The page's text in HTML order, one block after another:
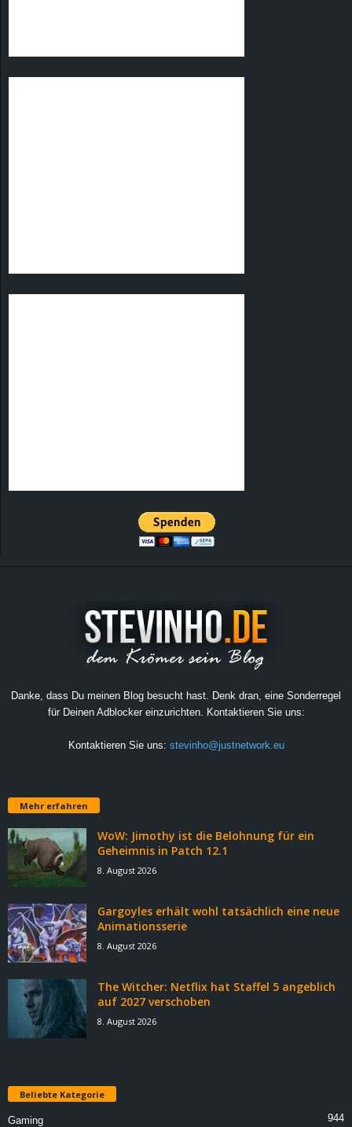
Danke, dass Du meinen Blog besucht hast. Denk dran, eine Sonderregel
für Deinen Adblocker einzurichten. Kontaktieren Sie uns:
Kontaktieren Sie uns: stevinho@justnetwork.eu
Mehr erfahren
WoW: Jimothy ist die Belohnung für ein
Geheimnis in Patch 12.1
8. August 2026
Gargoyles erhält wohl tatsächlich eine neue
Animationsserie
8. August 2026
The Witcher: Netflix hat Staffel 5 angeblich
auf 2027 verschoben
8. August 2026
Beliebte Kategorie
Gaming 944